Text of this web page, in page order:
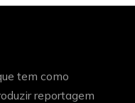
tem como
reportagem